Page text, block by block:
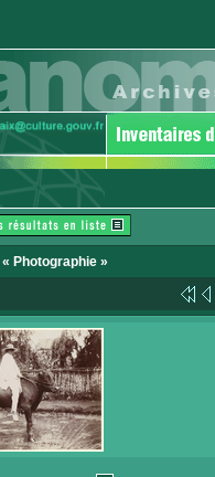
« Photographie »